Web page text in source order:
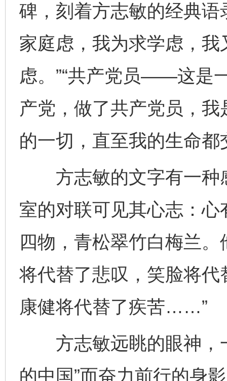
碑，刻着方志敏的经典语
家庭虑，我为求学虑，
虑。”“共产党员——这是
产党，做了共产党员，
的一切，直至我的生命都
方志敏的文字有一种
室的对联可见其心志：
四物，青松翠竹白梅兰
将代替了悲叹，笑脸将
康健将代替了疾苦……”
方志敏远眺的眼神，
的中国”而奋力前行的身